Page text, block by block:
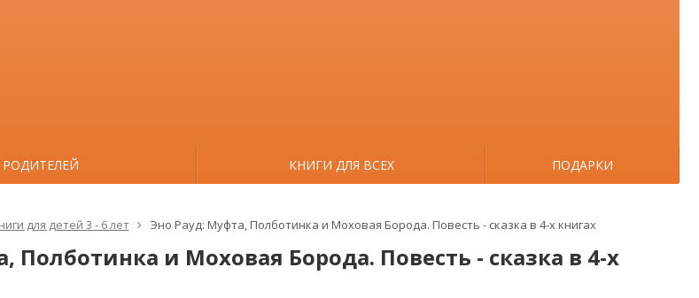
КНИГИ ДЛЯ ВСЕХ ПОДАРКИ
для детей 3 - 6 лет Эно Рауд: Муфта, Полботинка и Моховая Борода. Повесть - сказка в 4-х книгах
Полботинка и Моховая Борода. Повесть - сказка в 4-х